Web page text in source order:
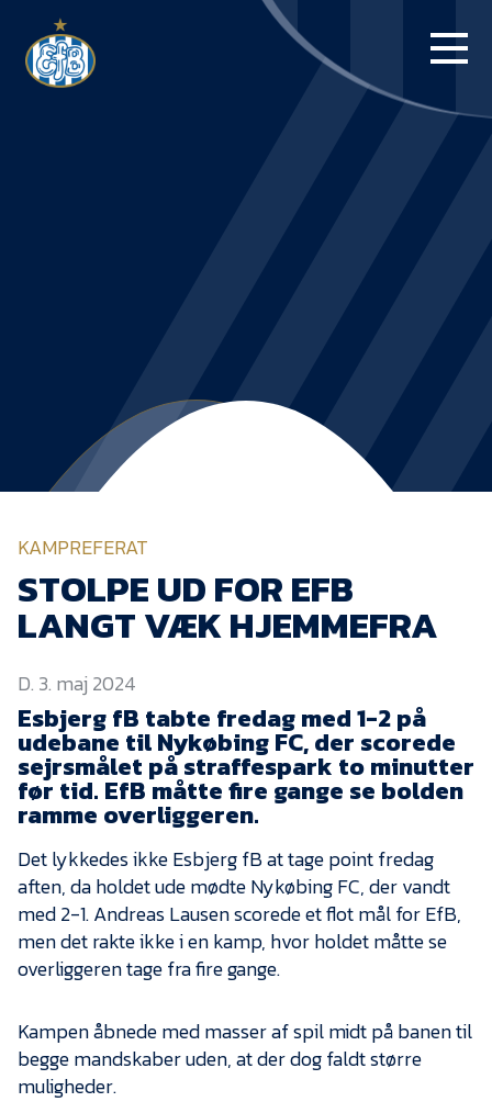
BLUE WATER
ARENA
KVINDEHOLDET
NYHEDER
Sydvestjysk Fodbold
Samarbejde
Partnere
Blue Water Arena
Aktionærinformation
Kontakt
Job i EfB
KAMPREFERAT
STOLPE UD FOR EFB
LANGT VÆK HJEMMEFRA
D. 3. maj 2024
Esbjerg fB tabte fredag med 1-2 på
udebane til Nykøbing FC, der scorede
sejrsmålet på straffespark to minutter
før tid. EfB måtte fire gange se bolden
ramme overliggeren.
Det lykkedes ikke Esbjerg fB at tage point fredag
aften, da holdet ude mødte Nykøbing FC, der vandt
med 2-1. Andreas Lausen scorede et flot mål for EfB,
men det rakte ikke i en kamp, hvor holdet måtte se
overliggeren tage fra fire gange.
Kampen åbnede med masser af spil midt på banen til
begge mandskaber uden, at der dog faldt større
muligheder.